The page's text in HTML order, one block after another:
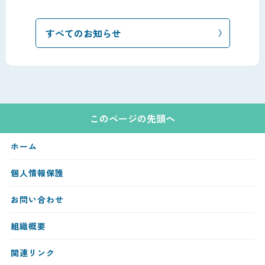
すべてのお知らせ
このページの先頭へ
ホーム
個人情報保護
お問い合わせ
組織概要
関連リンク